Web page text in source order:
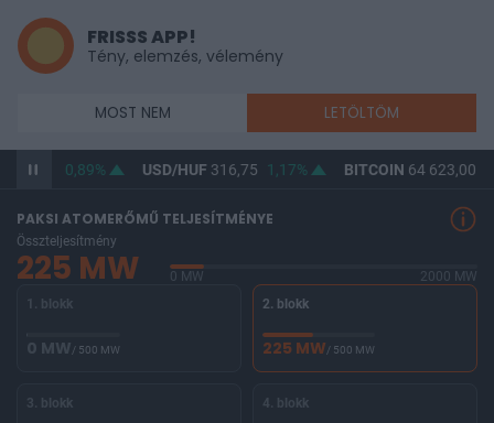
FRISSS APP!
Tény, elemzés, vélemény
MOST NEM LETÖLTÖM
364,95 0,89% USD/HUF316,75 1,17% BITCOIN64 623,00
PAKSI ATOMERŐMŰ TELJESÍTMÉNYE
Összteljesítmény
225 MW 0 MW
2000 MW
1. blokk
0 MW/ 500 MW
2. blokk
225 MW/ 500 MW
3. blokk 4. blokk